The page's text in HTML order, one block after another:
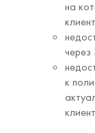
на
через
к